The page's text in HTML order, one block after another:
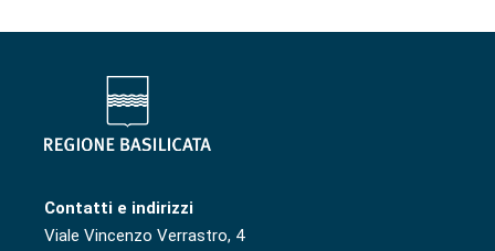
Contatti e indirizzi
Viale Vincenzo Verrastro, 4